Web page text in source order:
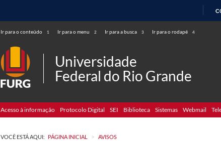
Ir para o conteúdo 1 Ir para o menu 2 Ir para a busca 3 Ir para o rodapé 4
Universidade
Federal do Rio Grande
Acesso à informação Protocolo Digital SEI Biblioteca Sistemas Webmail
VOCÊ ESTÁ AQUI: PÁGINA INICIAL > AVISOS